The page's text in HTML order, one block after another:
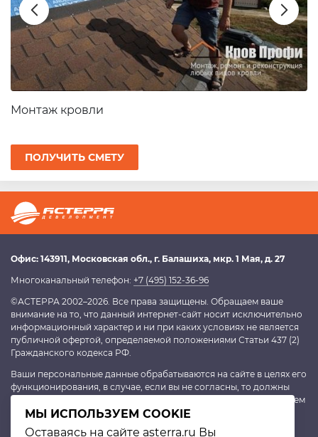
Монтаж кровли
ПОЛУЧИТЬ СМЕТУ
Офис: 143911, Московская обл., г. Балашиха, мкр. 1 Мая, д. 27
Многоканальный телефон: +7 (495) 152-36-96
©АСТЕРРА 2002–2026. Все права защищены. Обращаем ваше
внимание на то, что данный интернет-сайт носит исключительно
информационный характер и ни при каких условиях не является
публичной офертой, определяемой положениями Статьи 437 (2)
Гражданского кодекса РФ.
Ваши персональные данные обрабатываются на сайте в целях его
функционирования, в случае, если вы не согласны, то должны
покинуть сайт. В противном случае это будет являться согласием
на обработку персональных данных, согласно
конфиденциальности
МЫ ИСПОЛЬЗУЕМ COOKIE
Оставаясь на сайте asterra.ru Вы